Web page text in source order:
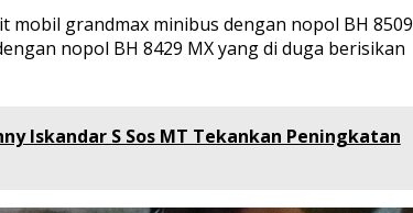
mobil grandmax minibus dengan nopol BH 8509
nopol BH 8429 MX yang di duga berisikan
Iskandar S Sos MT Tekankan Peningkatan